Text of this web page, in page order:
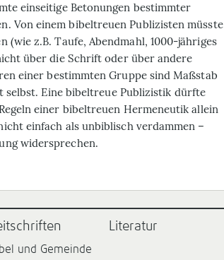
einseitige Betonungen bestimmter
Von einem bibeltreuen Publizisten müsste
(wie z.B. Taufe, Abendmahl, 1000-jähriges
über die Schrift oder über andere
einer bestimmten Gruppe sind Maßstab
Eine bibeltreue Publizistik dürfte
einer bibeltreuen Hermeneutik allein
einfach als unbiblisch verdammen –
widersprechen.
und Gemeinde
Literatur